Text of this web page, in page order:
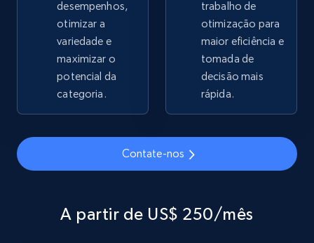
URL, Domain, Country code, Model number,
Sku, Product id, Product name, Manufacturer,
and more.
2.1K+ Comece agora
Home Depot US - Gather data on products
Sku, Product id, Product name, Manufacturer,
desempenhos,
otimizar a
variedade e
maximizar o
potencial da
categoria.
trabalho de
otimização para
maior eficiência e
tomada de
decisão mais
rápida.
Contate-nos
A partir de US$ 250/mês